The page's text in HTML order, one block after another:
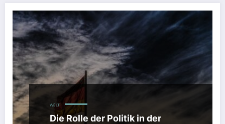
WELT
Die Rolle der Politik in der